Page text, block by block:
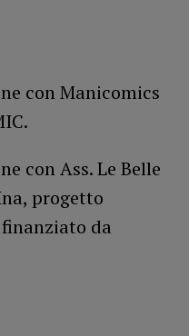
con Manicomics
con Ass. Le Belle
progetto
da